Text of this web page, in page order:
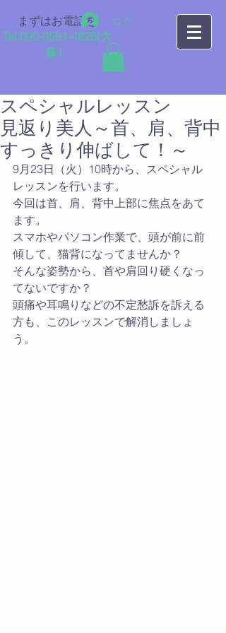
まずはお電話を
Tel:090-9591-4628​(大
森）
ログイン
スペシャルレッスン
見返り美人～首、肩、背中
すっきり伸ばして！～
9月23日（火）10時から、スペシャル
レッスンを行います。
今回は首、肩、背中上部に焦点をあて
ます。
スマホやパソコン作業で、頭が前に前
傾して、猫背になってませんか？
そんな姿勢から、首や肩回り硬くなっ
てないですか？
頭痛や耳鳴りなどの不定愁訴を訴える
方も、このレッスンで解消しましょ
う。